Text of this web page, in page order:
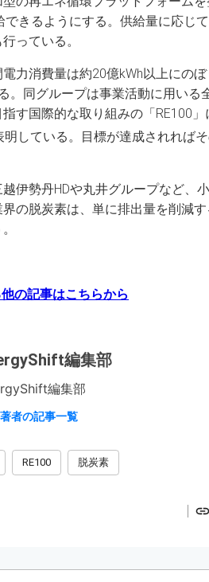
できるようにする。供給量に応じ
っている。
力消費量は約20億kWh以上にの
。同グループは事業活動に用い
す国際的な取り組みの「RE100
明している。目標が達成されれば
伊勢丹HDや丸井グループなど、
の脱炭素は、単に排出量を削減
他の記事はこちらから
編集部
編集部
者の記事一覧
RE100 脱炭素